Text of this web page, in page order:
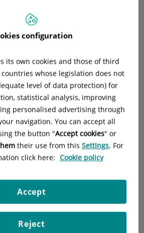
APARATO DIGESTIVO
en otros hospitales:
Ruber Juan Bravo
39 y 49
configuration
its own cookies and those of third
whose legislation does not
level of data protection) for
statistical analysis, improving
personalised advertising through
navigation. You can accept all
the button "Accept cookies" or
their use from this Settings. For
click here: Cookie policy
Reject
Accept